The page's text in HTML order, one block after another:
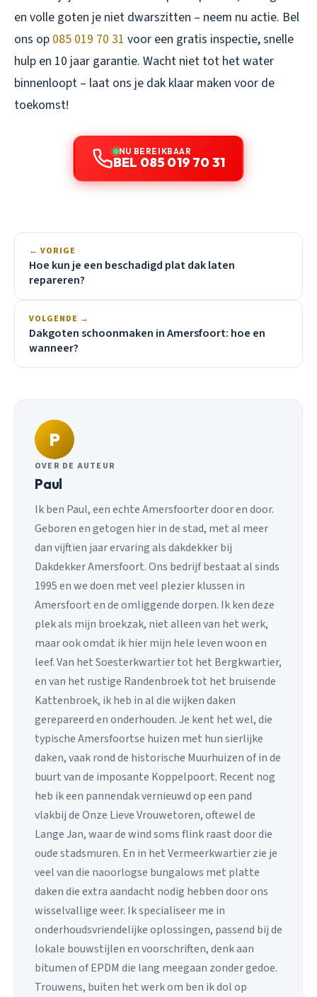
en volle goten je niet dwarszitten – neem nu actie. Bel
ons op 085 019 70 31 voor een gratis inspectie, snelle
hulp en 10 jaar garantie. Wacht niet tot het water
binnenloopt – laat ons je dak klaar maken voor de
toekomst!
NU BEREIKBAAR
BEL 085 019 70 31
← VORIGE
Hoe kun je een beschadigd plat dak laten
repareren?
VOLGENDE →
Dakgoten schoonmaken in Amersfoort: hoe en
wanneer?
P
OVER DE AUTEUR
Paul
Ik ben Paul, een echte Amersfoorter door en door.
Geboren en getogen hier in de stad, met al meer
dan vijftien jaar ervaring als dakdekker bij
Dakdekker Amersfoort. Ons bedrijf bestaat al sinds
1995 en we doen met veel plezier klussen in
Amersfoort en de omliggende dorpen. Ik ken deze
plek als mijn broekzak, niet alleen van het werk,
maar ook omdat ik hier mijn hele leven woon en
leef. Van het Soesterkwartier tot het Bergkwartier,
en van het rustige Randenbroek tot het bruisende
Kattenbroek, ik heb in al die wijken daken
gerepareerd en onderhouden. Je kent het wel, die
typische Amersfoortse huizen met hun sierlijke
daken, vaak rond de historische Muurhuizen of in de
buurt van de imposante Koppelpoort. Recent nog
heb ik een pannendak vernieuwd op een pand
vlakbij de Onze Lieve Vrouwetoren, oftewel de
Lange Jan, waar de wind soms flink raast door die
oude stadsmuren. En in het Vermeerkwartier zie je
veel van die naoorlogse bungalows met platte
daken die extra aandacht nodig hebben door ons
wisselvallige weer. Ik specialiseer me in
onderhoudsvriendelijke oplossingen, passend bij de
lokale bouwstijlen en voorschriften, denk aan
bitumen of EPDM die lang meegaan zonder gedoe.
Trouwens, buiten het werk om ben ik dol op